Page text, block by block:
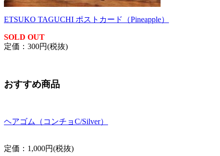
ETSUKO TAGUCHI ポストカード（Pineapple）
SOLD OUT
定価：300円(税抜)
おすすめ商品
ヘアゴム（コンチョC/Silver）
定価：1,000円(税抜)